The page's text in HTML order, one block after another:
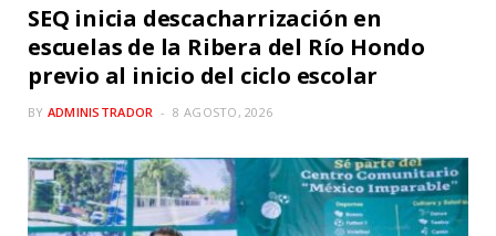
SEQ inicia descacharrización en
escuelas de la Ribera del Río Hondo
previo al inicio del ciclo escolar
BY ADMINISTRADOR 8 AGOSTO, 2026